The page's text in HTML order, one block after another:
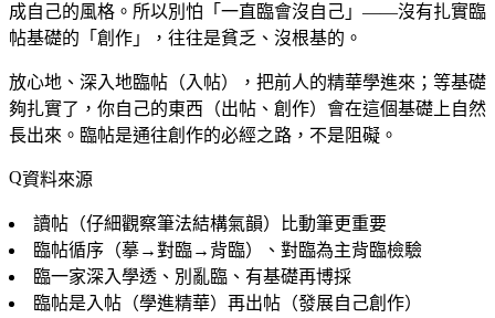
成自己的風格。所以別怕「一直臨會沒自己」——沒有扎實臨
帖基礎的「創作」，往往是貧乏、沒根基的。
放心地、深入地臨帖（入帖），把前人的精華學進來；等基礎
夠扎實了，你自己的東西（出帖、創作）會在這個基礎上自然
長出來。臨帖是通往創作的必經之路，不是阻礙。
資料來源
讀帖（仔細觀察筆法結構氣韻）比動筆更重要
臨帖循序（摹→對臨→背臨）、對臨為主背臨檢驗
臨一家深入學透、別亂臨、有基礎再博採
臨帖是入帖（學進精華）再出帖（發展自己創作）